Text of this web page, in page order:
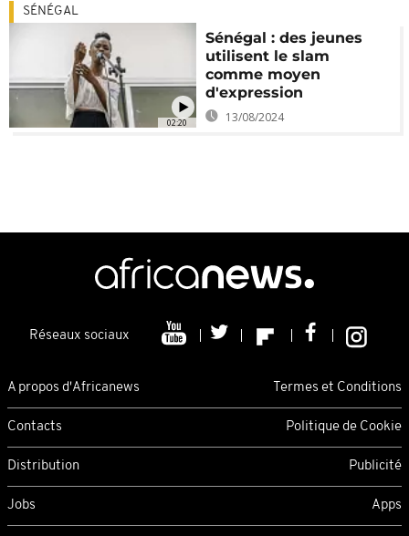
02:20
SÉNÉGAL
Sénégal : des jeunes
utilisent le slam
comme moyen
d'expression
13/08/2024
Réseaux sociaux
A propos d'Africanews Termes et Conditions
Contacts Politique de Cookie
Distribution Publicité
Jobs Apps